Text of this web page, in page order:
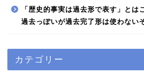
「歴史的事実は過去形で表す」とは
過去っぽいが過去完了形は使わない
カテゴリー